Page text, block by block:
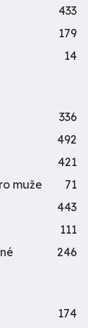
433
179
14
336
492
421
muže
71
443
111
246
174